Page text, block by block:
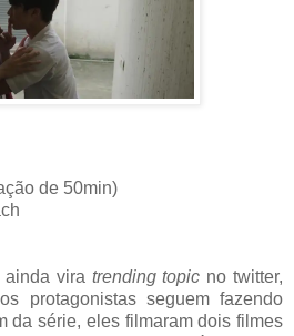
de 50min)
vira trending topic no twitter,
protagonistas seguem fazendo
da série, eles filmaram dois filmes